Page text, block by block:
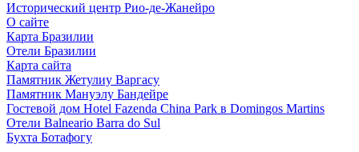
Исторический центр Рио-де-Жанейро
О сайте
Карта Бразилии
Отели Бразилии
Карта сайта
Памятник Жетулиу Варгасу
Памятник Мануэлу Бандейре
Гостевой дом Hotel Fazenda China Park в Domingos Martins
Отели Balneario Barra do Sul
Бухта Ботафогу